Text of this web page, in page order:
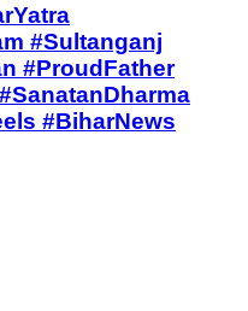
#Sultanganj
#ProudFather
#BiharNews